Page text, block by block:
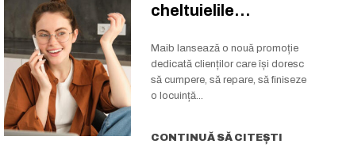
cheltuielile
cadastrale la
creditul imobiliar...
Maib lansează o nouă promoție
dedicată clienților care își doresc
să cumpere, să repare, să finiseze
o locuință...
CONTINUĂ SĂ CITEȘTI